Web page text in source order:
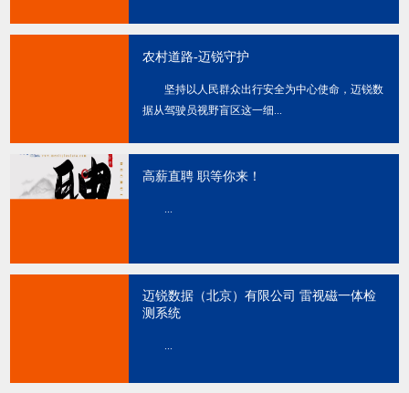
农村道路-迈锐守护
坚持以人民群众出行安全为中心使命，迈锐数
据从驾驶员视野盲区这一细...
高薪直聘 职等你来！
...
迈锐数据（北京）有限公司 雷视磁一体检
测系统
...